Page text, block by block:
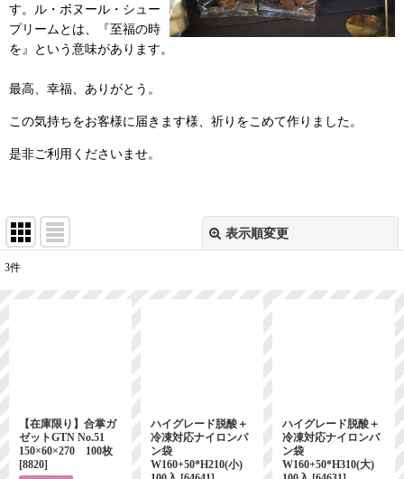
す。ル・ボヌール・シュー
プリームとは、『至福の時
を』という意味があります。
最高、幸福、ありがとう。
この気持ちをお客様に届きます様、祈りをこめて作りました。
是非ご利用くださいませ。
表示順変更
絞り込む
3件
【在庫限り】合掌ガ
ゼットGTN No.51
150×60×270 100枚
[8820]
ハイグレード脱酸＋
冷凍対応ナイロンパ
ン袋
W160+50*H210(小)
ハイグレード脱酸＋
冷凍対応ナイロンパ
ン袋
W160+50*H310(大)